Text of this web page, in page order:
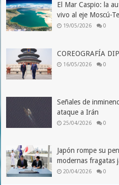
El Mar Caspio: la
vivo al eje Moscú-
19/05/2026 0
COREOGRAFÍA
16/05/2026 0
Señales de
ataque a Irán
25/04/2026 0
Japón rompe su
modernas fragatas
20/04/2026 0